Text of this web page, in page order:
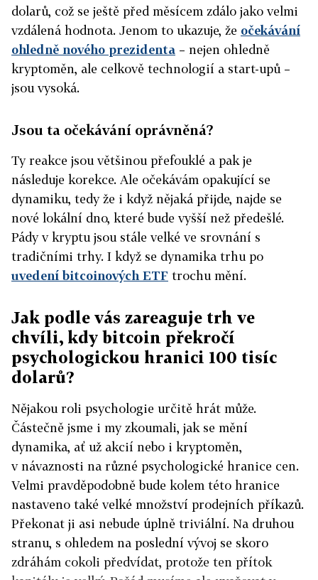
dolarů, což se ještě před měsícem zdálo jako velmi
vzdálená hodnota. Jenom to ukazuje, že očekávání
ohledně nového prezidenta – nejen ohledně
kryptoměn, ale celkově technologií a start-upů –
jsou vysoká.
Jsou ta očekávání oprávněná?
Ty reakce jsou většinou přefouklé a pak je
následuje korekce. Ale očekávám opakující se
dynamiku, tedy že i když nějaká přijde, najde se
nové lokální dno, které bude vyšší než předešlé.
Pády v kryptu jsou stále velké ve srovnání s
tradičními trhy. I když se dynamika trhu po
uvedení bitcoinových ETF trochu mění.
Jak podle vás zareaguje trh ve
chvíli, kdy bitcoin překročí
psychologickou hranici 100 tisíc
dolarů?
Nějakou roli psychologie určitě hrát může.
Částečně jsme i my zkoumali, jak se mění
dynamika, ať už akcií nebo i kryptoměn,
v návaznosti na různé psychologické hranice cen.
Velmi pravděpodobně bude kolem této hranice
nastaveno také velké množství prodejních příkazů.
Překonat ji asi nebude úplně triviální. Na druhou
stranu, s ohledem na poslední vývoj se skoro
zdráhám cokoli předvídat, protože ten přítok